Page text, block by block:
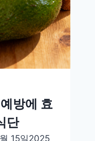
방에 효
단
15일2025